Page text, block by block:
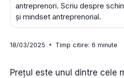
antreprenori. Scriu despre
și mindset antreprenorial.
18/03/2025 Timp citire: 6 minute
Prețul este unul dintre cele